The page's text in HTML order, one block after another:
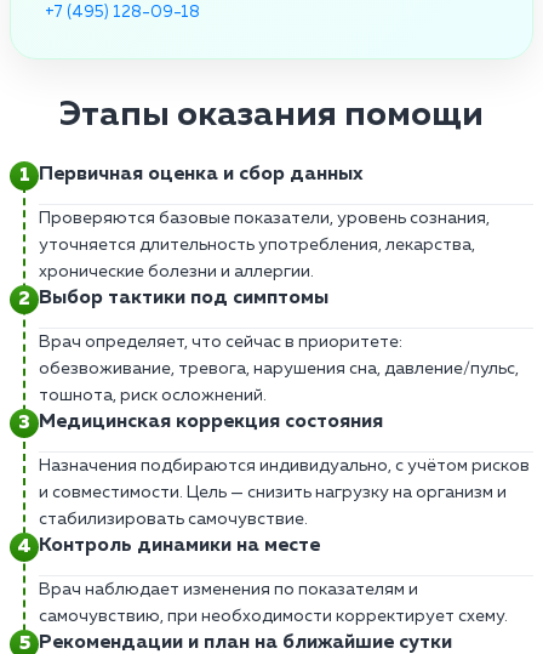
+7 (495) 128-09-18
Этапы оказания помощи
Первичная оценка и сбор данных
Проверяются базовые показатели, уровень сознания,
уточняется длительность употребления, лекарства,
хронические болезни и аллергии.
Выбор тактики под симптомы
Врач определяет, что сейчас в приоритете:
обезвоживание, тревога, нарушения сна, давление/пульс,
тошнота, риск осложнений.
Медицинская коррекция состояния
Назначения подбираются индивидуально, с учётом рисков
и совместимости. Цель — снизить нагрузку на организм и
стабилизировать самочувствие.
Контроль динамики на месте
Врач наблюдает изменения по показателям и
самочувствию, при необходимости корректирует схему.
Рекомендации и план на ближайшие сутки